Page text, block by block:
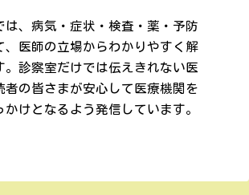
は、病気・症状・検査・薬・予防
、医師の立場からわかりやすく解
。診察室だけでは伝えきれない医
者の皆さまが安心して医療機関を
かけとなるよう発信しています。